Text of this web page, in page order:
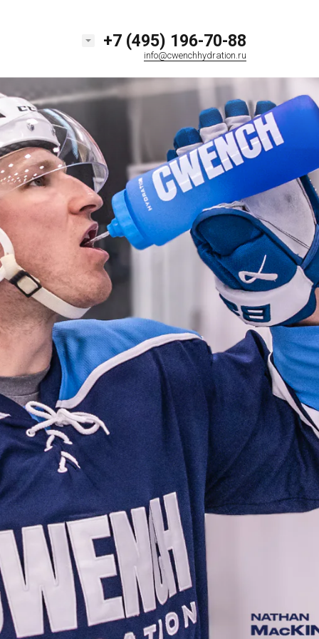
+7 (495) 196-70-88
info@cwenchhydration.ru
ОПТОМ +7 (495) 196-70-88
info@cwenchhydration.ru